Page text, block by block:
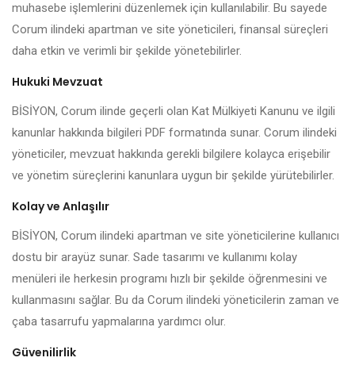
muhasebe işlemlerini düzenlemek için kullanılabilir. Bu sayede
Corum ilindeki apartman ve site yöneticileri, finansal süreçleri
daha etkin ve verimli bir şekilde yönetebilirler.
Hukuki Mevzuat
BİSİYON, Corum ilinde geçerli olan Kat Mülkiyeti Kanunu ve ilgili
kanunlar hakkında bilgileri PDF formatında sunar. Corum ilindeki
yöneticiler, mevzuat hakkında gerekli bilgilere kolayca erişebilir
ve yönetim süreçlerini kanunlara uygun bir şekilde yürütebilirler.
Kolay ve Anlaşılır
BİSİYON, Corum ilindeki apartman ve site yöneticilerine kullanıcı
dostu bir arayüz sunar. Sade tasarımı ve kullanımı kolay
menüleri ile herkesin programı hızlı bir şekilde öğrenmesini ve
kullanmasını sağlar. Bu da Corum ilindeki yöneticilerin zaman ve
çaba tasarrufu yapmalarına yardımcı olur.
Güvenilirlik